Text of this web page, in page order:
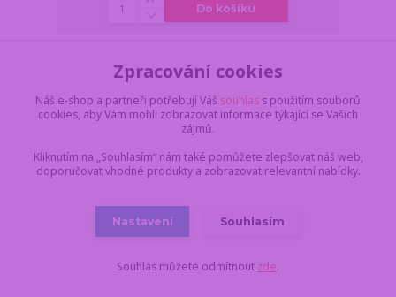
Do košíku
Zpracování cookies
Náš e-shop a partneři potřebují Váš souhlas s použitím souborů
cookies, aby Vám mohli zobrazovat informace týkající se Vašich
zájmů.
Kliknutím na „Souhlasím“ nám také pomůžete zlepšovat náš web,
doporučovat vhodné produkty a zobrazovat relevantní nabídky.
Nastavení Souhlasím
Souhlas můžete odmítnout zde.